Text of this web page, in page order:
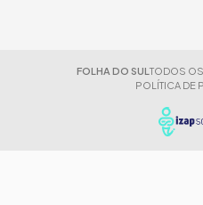
FOLHA DO SUL TODOS
POLÍTICA DE